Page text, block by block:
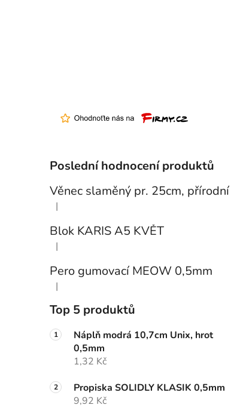
Poslední hodnocení produktů
Věnec slaměný pr. 25cm, přírodní
Hodnocení produktu je 5 z 5 hvězdiček.
|
Blok KARIS A5 KVĚT
Hodnocení produktu je 3 z 5 hvězdiček.
|
Pero gumovací MEOW 0,5mm
Hodnocení produktu je 5 z 5 hvězdiček.
|
Top 5 produktů
Náplň modrá 10,7cm Unix, hrot
0,5mm
1,32 Kč
Propiska SOLIDLY KLASIK 0,5mm
9,92 Kč